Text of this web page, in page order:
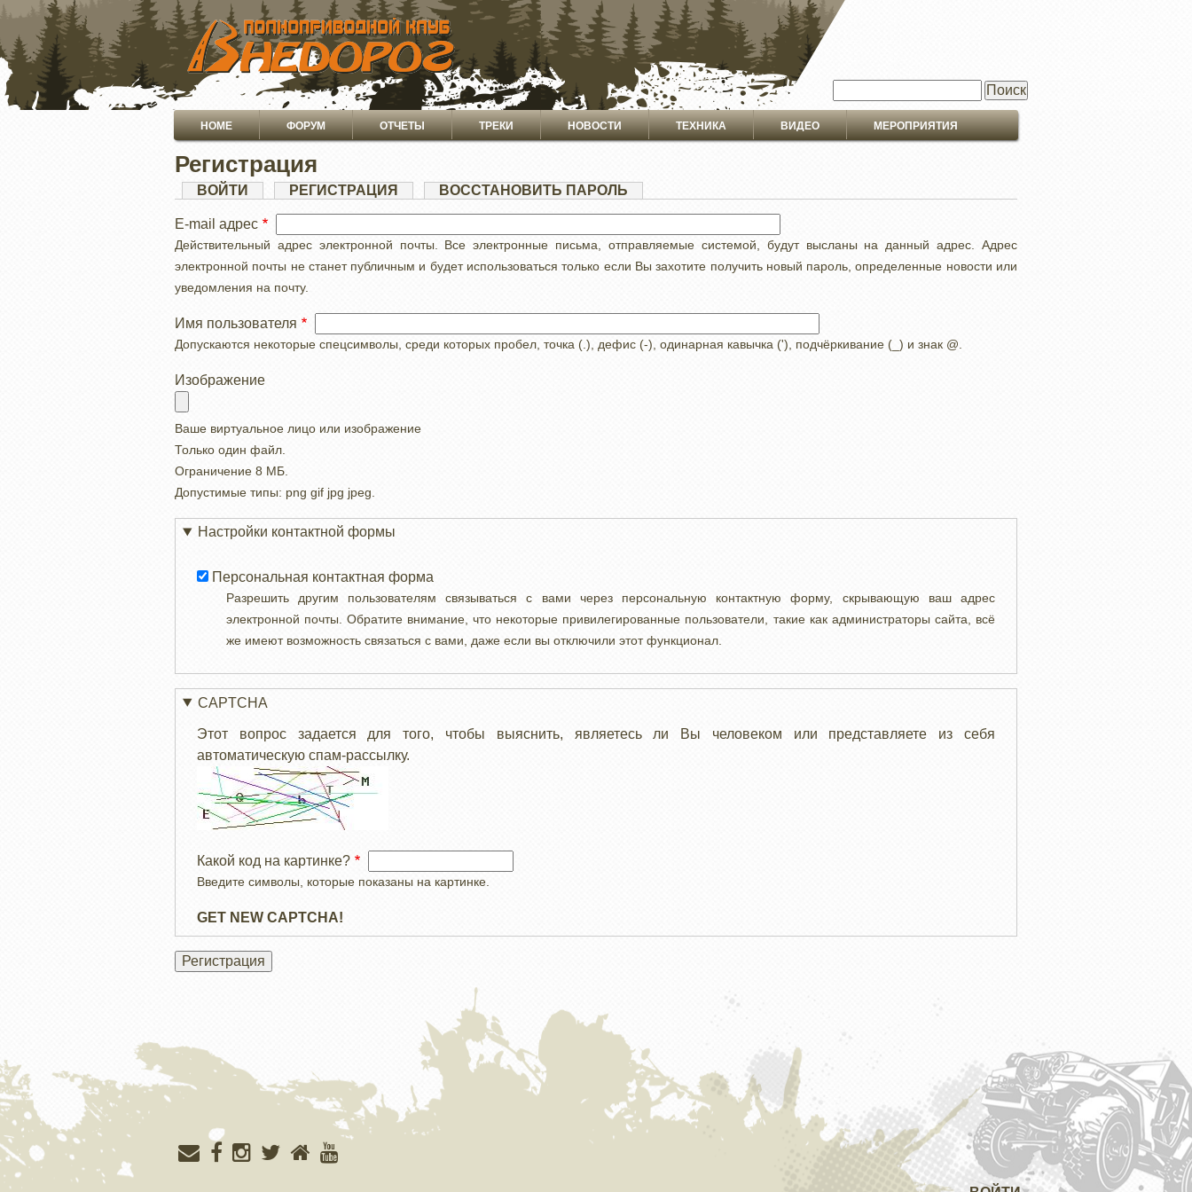
ПЕРЕЙТИ
ОСНОВНОМУ
СОДЕРЖАНИЮ
Основная
навигация
HOME ФОРУМ ОТЧЕТЫ ТРЕКИ НОВОСТИ ТЕХНИКА ВИДЕО МЕРОПРИЯТИЯ
Регистрация
Главные
вкладки
ВОЙТИ РЕГИСТРАЦИЯ
(АКТИВНАЯ
ВОССТАНОВИТЬ ПАРОЛЬ
E-mail адрес
Действительный адрес электронной почты. Все электронные письма, отправляемые системой, будут высланы на данный адрес. Адрес
электронной почты не станет публичным и будет использоваться только если Вы захотите получить новый пароль, определенные новости или
уведомления на почту.
Имя пользователя
Допускаются некоторые спецсимволы, среди которых пробел, точка (.), дефис (-), одинарная кавычка ('), подчёркивание (_) и знак @.
Изображение
Ваше виртуальное лицо или изображение
Только один файл.
Ограничение 8 МБ.
Допустимые типы: png gif jpg jpeg.
Настройки контактной формы
Персональная контактная форма
Разрешить другим пользователям связываться с вами через персональную контактную форму, скрывающую ваш адрес
электронной почты. Обратите внимание, что некоторые привилегированные пользователи, такие как администраторы сайта, всё
же имеют возможность связаться с вами, даже если вы отключили этот функционал.
CAPTCHA
Этот вопрос задается для того, чтобы выяснить, являетесь ли Вы человеком или представляете из себя
автоматическую спам-рассылку.
Какой код на картинке?
Введите символы, которые показаны на картинке.
GET NEW CAPTCHA!